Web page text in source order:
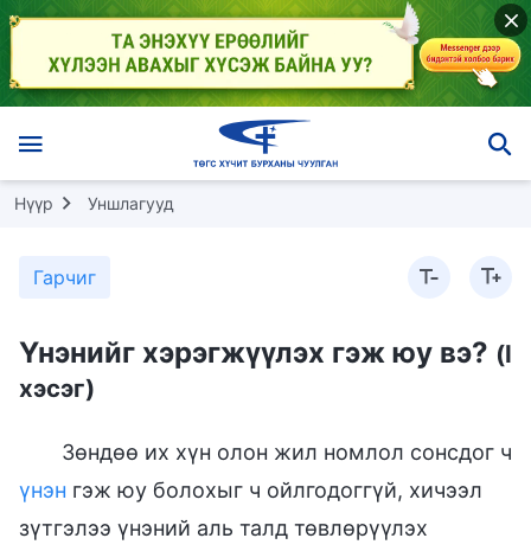
Нүүр Уншлагууд
Гарчиг
Үнэнийг хэрэгжүүлэх гэж юу вэ? (I
хэсэг)
Зөндөө их хүн олон жил номлол сонсдог ч
үнэн гэж юу болохыг ч ойлгодоггүй, хичээл
зүтгэлээ үнэний аль талд төвлөрүүлэх